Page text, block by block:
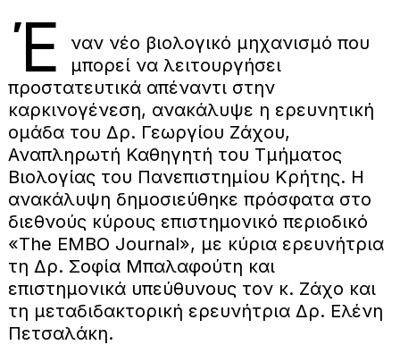
Έ
ναν νέο βιολογικό μηχανισμό που
μπορεί να λειτουργήσει
προστατευτικά απέναντι στην
καρκινογένεση, ανακάλυψε η ερευνητική
ομάδα του Δρ. Γεωργίου Ζάχου,
Αναπληρωτή Καθηγητή του Τμήματος
Βιολογίας του Πανεπιστημίου Κρήτης. Η
ανακάλυψη δημοσιεύθηκε πρόσφατα στο
διεθνούς κύρους επιστημονικό περιοδικό
«The EMBO Journal», με κύρια ερευνήτρια
τη Δρ. Σοφία Μπαλαφούτη και
επιστημονικά υπεύθυνους τον κ. Ζάχο και
τη μεταδιδακτορική ερευνήτρια Δρ. Ελένη
Πετσαλάκη.